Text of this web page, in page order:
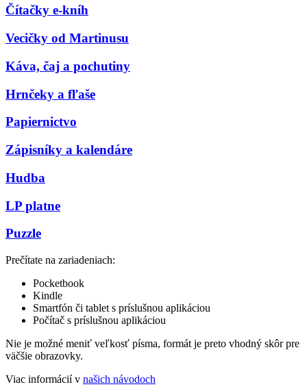
Čítačky e-kníh
Vecičky od Martinusu
Káva, čaj a pochutiny
Hrnčeky a fľaše
Papiernictvo
Zápisníky a kalendáre
Hudba
LP platne
Puzzle
Prečítate na zariadeniach:
Pocketbook
Kindle
Smartfón či tablet s príslušnou aplikáciou
Počítač s príslušnou aplikáciou
Nie je možné meniť veľkosť písma, formát je preto vhodný skôr pre
väčšie obrazovky.
Viac informácií v našich návodoch